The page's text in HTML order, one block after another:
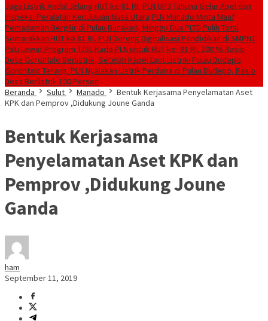
Jaga Listrik Andal Jelang HUT ke-81 RI, PLN UP3 Tahuna Gelar Apel dan
Inspeksi Peralatan Kepulauan Nusa Utara PLN Manado Minta Maaf
Pemadaman Bergilir di Pulau Bunaken, Minggu Dua PLTD Pulih Total
Semarakkan HUT ke 81 RI, PLN Dorong Digitalisasi Pendidikan di SMPN1
Palu Lewat Program TJSLKado PLN untuk HUT ke- 81 RI, 100 % Rasio
Desa Gorontalo Berlistrik, Setelah Kabel Laut Listriki Pulau Dudepo
Gorontalo Terang. PLN Nyalakan Listrik Perdana di Pulau Dudepo, Rasio
Desa Berlistrik 100 Persen
Beranda
Sulut Manado
Bentuk Kerjasama Penyelamatan Aset
KPK dan Pemprov ,Didukung Joune Ganda
Bentuk Kerjasama
Penyelamatan Aset KPK dan
Pemprov ,Didukung Joune
Ganda
ham
September 11, 2019